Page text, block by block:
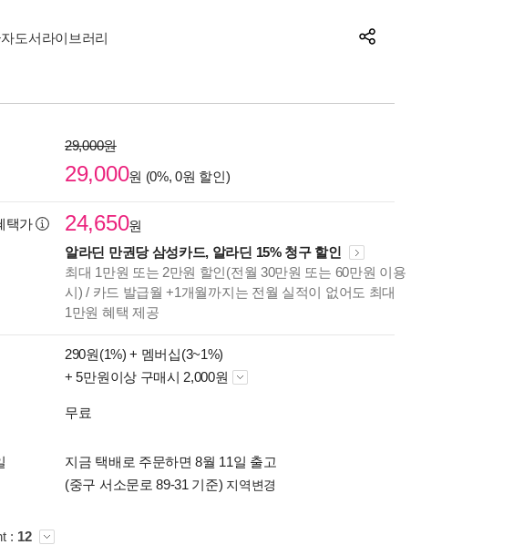
도서라이브러리
29,000원
29,000원 (0%, 0원 할인)
택가 24,650원
알라딘 만권당 삼성카드, 알라딘 15% 청구 할인
최대 1만원 또는 2만원 할인(전월 30만원 또는 60만원 이용
시) / 카드 발급월 +1개월까지는 전월 실적이 없어도 최대
1만원 혜택 제공
290원(1%) + 멤버십(3~1%)
+ 5만원이상 구매시 2,000원
무료
지금 택배로 주문하면 8월 11일 출고
(중구 서소문로 89-31 기준) 지역변경
: 12